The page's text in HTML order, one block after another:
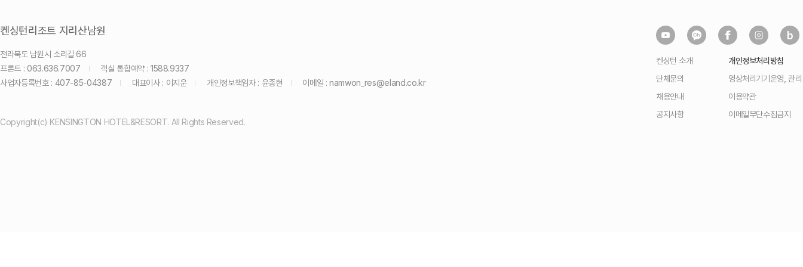
켄싱턴리조트 지리산남원
전라북도 남원시 소리길 66
프론트 : 063.636.7007
객실 통합예약 : 1588.9337
사업자등록번호 : 407-85-04387
대표이사 : 이지운 개인정보책임자 : 윤종현 이메일 :namwon_res@eland.co.kr
Copyright(c) KENSINGTON HOTEL&RESORT. All Rights Reserved.
켄싱턴 소개
단체문의
채용안내
공지사항
개인정보처리방침
영상처리기기운영, 관
이용약관
이메일무단수집금지